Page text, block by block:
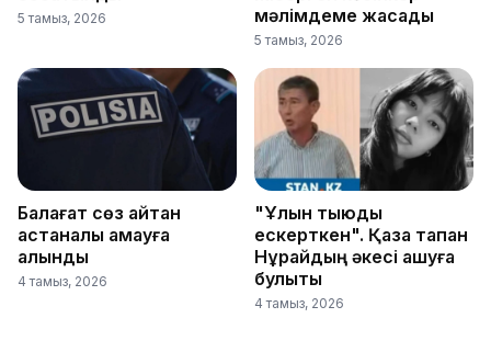
5 тамыз, 2026
мәлімдеме жасады
5 тамыз, 2026
Балағат сөз айтқан
астаналық қамауға
алынды
4 тамыз, 2026
"Ұлын тыюды
ескерткен". Қаза тапқан
Нұрайдың әкесі ашуға
булықты
4 тамыз, 2026